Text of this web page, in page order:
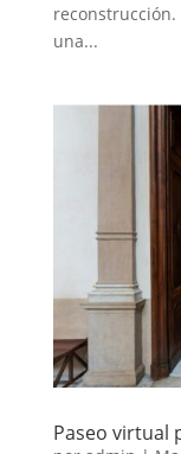
reconstrucción.
una...
Paseo virtual